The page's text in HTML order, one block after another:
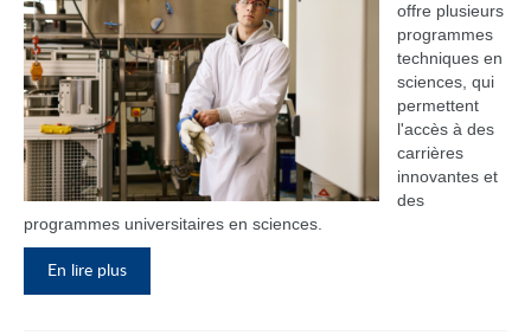
offre plusieurs
programmes
techniques en
sciences, qui
permettent
l'accès à des
carrières
innovantes et
des
programmes universitaires en sciences.
En lire plus